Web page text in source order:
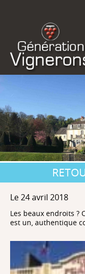
Le 24 avril 2018
Les beaux endroits ?
est un, authentique